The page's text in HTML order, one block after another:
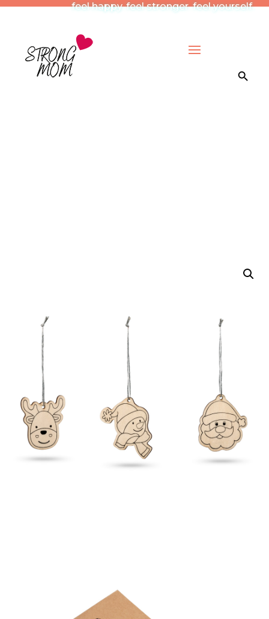
feel happy. feel stronger. feel yourself.